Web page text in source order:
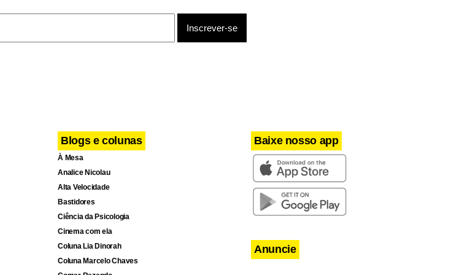
Brasileira de Sinais (Libras).
Blogs e colunas
À Mesa
Analice Nicolau
Alta Velocidade
Bastidores
Ciência da Psicologia
Cinema com ela
Coluna Lia Dinorah
Coluna Marcelo Chaves
Baixe nosso app
Anuncie